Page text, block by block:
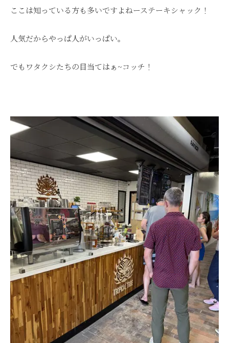
ここは知っている方も多いですよねーステーキシャック！
人気だからやっぱ人がいっぱい。
でもワタクシたちの目当てはぁ~コッチ！